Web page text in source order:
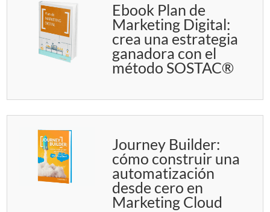
Ebook Plan de
Marketing Digital:
crea una estrategia
ganadora con el
método SOSTAC®
Journey Builder:
cómo construir una
automatización
desde cero en
Marketing Cloud